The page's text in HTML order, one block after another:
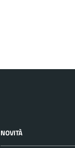
NOVITÀ